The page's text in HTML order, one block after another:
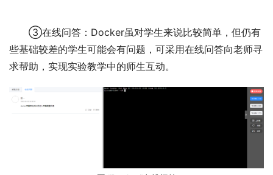
③在线问答：Docker虽对学生来说比较简单，但仍有
些基础较差的学生可能会有问题，可采用在线问答向老师寻
求帮助，实现实验教学中的师生互动。